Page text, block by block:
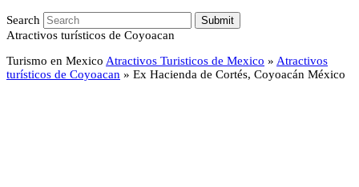
Search Submit
Atractivos turísticos de Coyoacan
Turismo en Mexico Atractivos Turisticos de Mexico » Atractivos
turísticos de Coyoacan » Ex Hacienda de Cortés, Coyoacán México